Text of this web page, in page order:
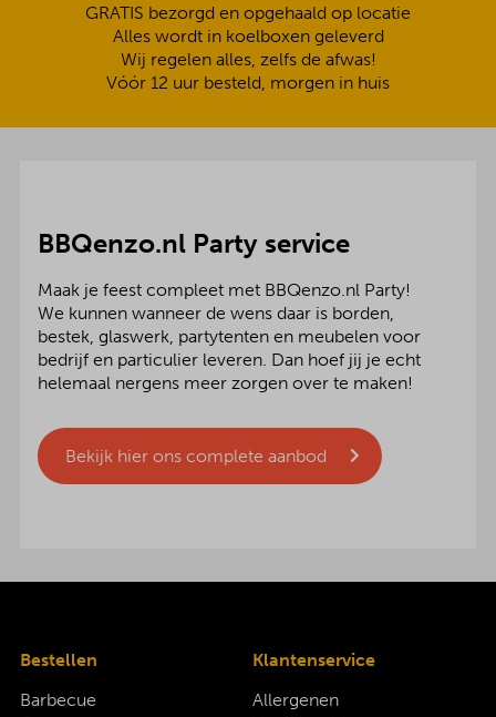
GRATIS bezorgd en opgehaald op locatie
Alles wordt in koelboxen geleverd
Wij regelen alles, zelfs de afwas!
Vóór 12 uur besteld, morgen in huis
BBQenzo.nl Party service
Maak je feest compleet met BBQenzo.nl Party!
We kunnen wanneer de wens daar is borden,
bestek, glaswerk, partytenten en meubelen voor
bedrijf en particulier leveren. Dan hoef jij je echt
helemaal nergens meer zorgen over te maken!
Bekijk hier ons complete aanbod
Bestellen
Barbecue
Klantenservice
Allergenen